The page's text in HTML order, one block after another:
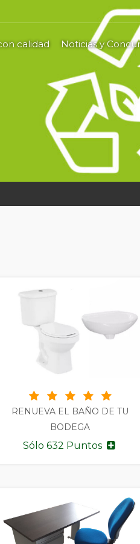
calidad Noticias y
RENUEVA EL BAÑO DE TU
BODEGA
Sólo 632 Puntos